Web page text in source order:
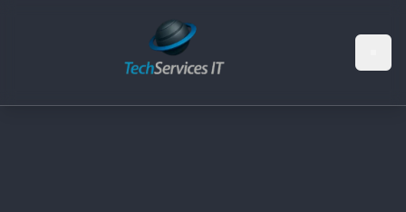
Siirry pääsisältöönSiirry navigointiin